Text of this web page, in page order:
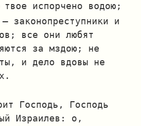
испорчено водою;
законопреступники и
все они любят
за мздою; не
и дело вдовы не
Господь, Господь
Израилев: о,